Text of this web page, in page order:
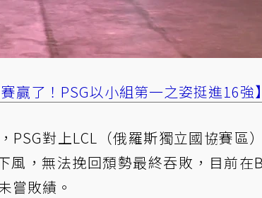
贏了！PSG以小組第一之姿挺進16強
PSG對上LCL（俄羅斯獨立國協賽區
風，無法挽回頹勢最終吞敗，目前在
嘗敗績。